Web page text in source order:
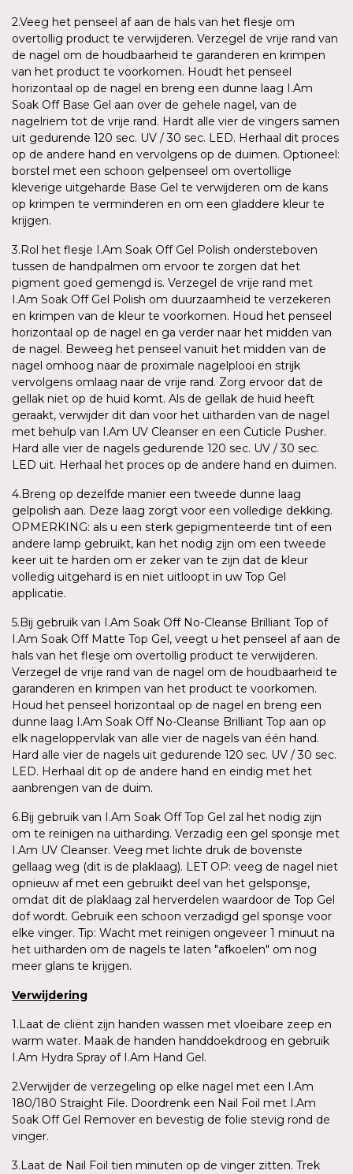
2.Veeg het penseel af aan de hals van het flesje om
overtollig product te verwijderen. Verzegel de vrije rand van
de nagel om de houdbaarheid te garanderen en krimpen
van het product te voorkomen. Houdt het penseel
horizontaal op de nagel en breng een dunne laag I.Am
Soak Off Base Gel aan over de gehele nagel, van de
nagelriem tot de vrije rand. Hardt alle vier de vingers samen
uit gedurende 120 sec. UV / 30 sec. LED. Herhaal dit proces
op de andere hand en vervolgens op de duimen. Optioneel:
borstel met een schoon gelpenseel om overtollige
kleverige uitgeharde Base Gel te verwijderen om de kans
op krimpen te verminderen en om een gladdere kleur te
krijgen.
3.Rol het flesje I.Am Soak Off Gel Polish ondersteboven
tussen de handpalmen om ervoor te zorgen dat het
pigment goed gemengd is. Verzegel de vrije rand met
I.Am Soak Off Gel Polish om duurzaamheid te verzekeren
en krimpen van de kleur te voorkomen. Houd het penseel
horizontaal op de nagel en ga verder naar het midden van
de nagel. Beweeg het penseel vanuit het midden van de
nagel omhoog naar de proximale nagelplooi en strijk
vervolgens omlaag naar de vrije rand. Zorg ervoor dat de
gellak niet op de huid komt. Als de gellak de huid heeft
geraakt, verwijder dit dan voor het uitharden van de nagel
met behulp van I.Am UV Cleanser en een Cuticle Pusher.
Hard alle vier de nagels gedurende 120 sec. UV / 30 sec.
LED uit. Herhaal het proces op de andere hand en duimen.
4.Breng op dezelfde manier een tweede dunne laag
gelpolish aan. Deze laag zorgt voor een volledige dekking.
OPMERKING: als u een sterk gepigmenteerde tint of een
andere lamp gebruikt, kan het nodig zijn om een tweede
keer uit te harden om er zeker van te zijn dat de kleur
volledig uitgehard is en niet uitloopt in uw Top Gel
applicatie.
5.Bij gebruik van I.Am Soak Off No-Cleanse Brilliant Top of
I.Am Soak Off Matte Top Gel, veegt u het penseel af aan de
hals van het flesje om overtollig product te verwijderen.
Verzegel de vrije rand van de nagel om de houdbaarheid te
garanderen en krimpen van het product te voorkomen.
Houd het penseel horizontaal op de nagel en breng een
dunne laag I.Am Soak Off No-Cleanse Brilliant Top aan op
elk nageloppervlak van alle vier de nagels van één hand.
Hard alle vier de nagels uit gedurende 120 sec. UV / 30 sec.
LED. Herhaal dit op de andere hand en eindig met het
aanbrengen van de duim.
6.Bij gebruik van I.Am Soak Off Top Gel zal het nodig zijn
om te reinigen na uitharding. Verzadig een gel sponsje met
I.Am UV Cleanser. Veeg met lichte druk de bovenste
gellaag weg (dit is de plaklaag). LET OP: veeg de nagel niet
opnieuw af met een gebruikt deel van het gelsponsje,
omdat dit de plaklaag zal herverdelen waardoor de Top Gel
dof wordt. Gebruik een schoon verzadigd gel sponsje voor
elke vinger. Tip: Wacht met reinigen ongeveer 1 minuut na
het uitharden om de nagels te laten "afkoelen" om nog
meer glans te krijgen.
Verwijdering
1.Laat de cliënt zijn handen wassen met vloeibare zeep en
warm water. Maak de handen handdoekdroog en gebruik
I.Am Hydra Spray of I.Am Hand Gel.
2.Verwijder de verzegeling op elke nagel met een I.Am
180/180 Straight File. Doordrenk een Nail Foil met I.Am
Soak Off Gel Remover en bevestig de folie stevig rond de
vinger.
3.Laat de Nail Foil tien minuten op de vinger zitten. Trek